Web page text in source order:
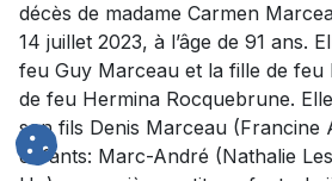
décès de madame Carmen
14 juillet 2023, à l’âge de 91 ans.
feu Guy Marceau et la fille de feu
de feu Hermina Rocquebrune.
son fils Denis Marceau (Francine
enfants: Marc-André (Nathalie